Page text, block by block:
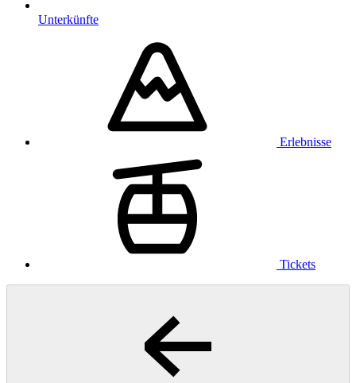
Unterkünfte
Erlebnisse
Tickets